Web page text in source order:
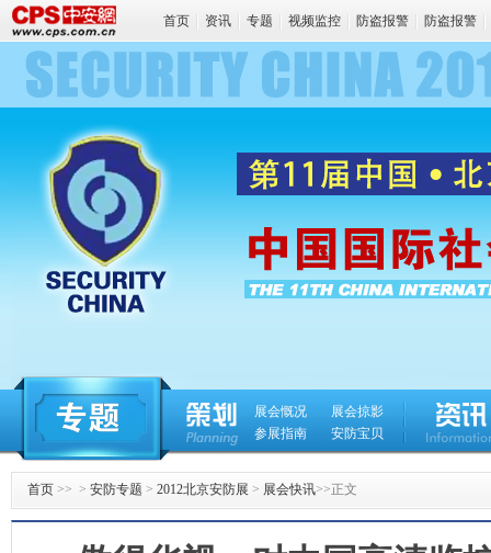
首页 资讯 专题 视频监控 防盗报警 防盗报警
论坛
展会慨况
展会掠影
参展指南
安防宝贝
首页 >> > 安防专题 > 2012北京安防展 > 展会快讯>>正文